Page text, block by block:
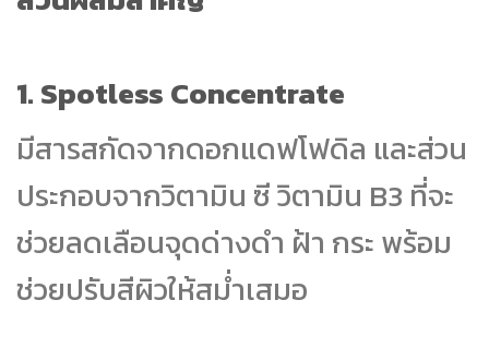
1.Spotless Concentrate
มีสารสกัดจากดอกแดฟโฟดิล และส่วน
ประกอบจากวิตามิน ซี วิตามิน B3 ที่จะ
ช่วยลดเลือนจุดด่างดำ ฝ้า กระ พร้อม
ช่วยปรับสีผิวให้สม่ำเสมอ